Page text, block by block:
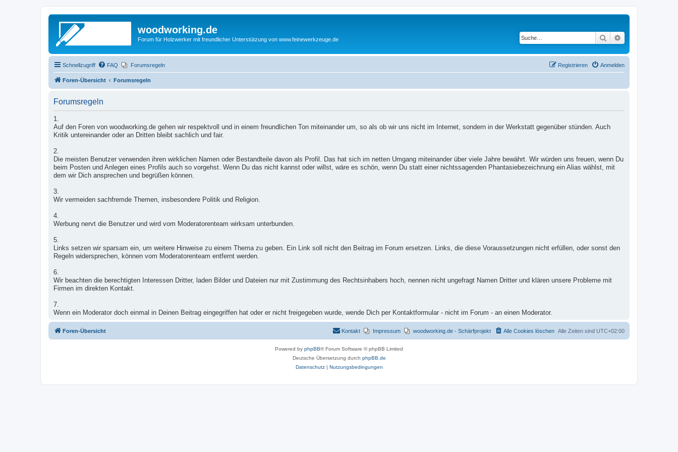
woodworking.de
Forum für Holzwerker mit freundlicher Unterstützung von www.feinewerkzeuge.de Suche
Schnellzugriff FAQ Forumsregeln Anmelden
Registrieren
Foren-Übersicht Forumsregeln
Forumsregeln
1.
Auf den Foren von woodworking.de gehen wir respektvoll und in einem freundlichen Ton miteinander um, so als ob wir uns nicht im Internet, sondern in der Werkstatt gegenüber stünden. Auch
Kritik untereinander oder an Dritten bleibt sachlich und fair.
2.
Die meisten Benutzer verwenden ihren wirklichen Namen oder Bestandteile davon als Profil. Das hat sich im netten Umgang miteinander über viele Jahre bewährt. Wir würden uns freuen, wenn Du
beim Posten und Anlegen eines Profils auch so vorgehst. Wenn Du das nicht kannst oder willst, wäre es schön, wenn Du statt einer nichtssagenden Phantasiebezeichnung ein Alias wählst, mit
dem wir Dich ansprechen und begrüßen können.
3.
Wir vermeiden sachfremde Themen, insbesondere Politik und Religion.
4.
Werbung nervt die Benutzer und wird vom Moderatorenteam wirksam unterbunden.
5.
Links setzen wir sparsam ein, um weitere Hinweise zu einem Thema zu geben. Ein Link soll nicht den Beitrag im Forum ersetzen. Links, die diese Voraussetzungen nicht erfüllen, oder sonst den
Regeln widersprechen, können vom Moderatorenteam entfernt werden.
6.
Wir beachten die berechtigten Interessen Dritter, laden Bilder und Dateien nur mit Zustimmung des Rechtsinhabers hoch, nennen nicht ungefragt Namen Dritter und klären unsere Probleme mit
Firmen im direkten Kontakt.
7.
Wenn ein Moderator doch einmal in Deinen Beitrag eingegriffen hat oder er nicht freigegeben wurde, wende Dich per Kontaktformular - nicht im Forum - an einen Moderator.
Foren-Übersicht Alle Zeiten sind UTC+02:00
Alle Cookies löschen
woodworking.de - Schärfprojekt
Impressum
Kontakt
Powered by phpBB® Forum Software © phpBB Limited
Deutsche Übersetzung durch phpBB.de
Datenschutz| Nutzungsbedingungen